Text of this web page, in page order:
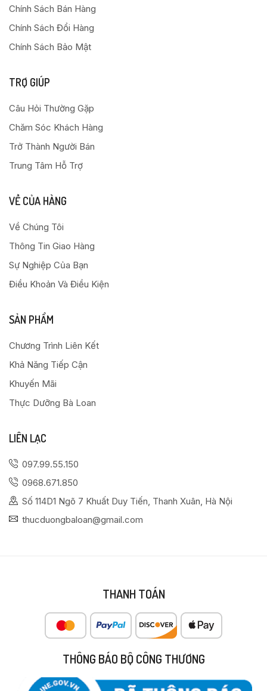
Chính Sách Bán Hàng
Chính Sách Đổi Hàng
Chính Sách Bảo Mật
TRỢ GIÚP
Câu Hỏi Thường Gặp
Chăm Sóc Khách Hàng
Trở Thành Người Bán
Trung Tâm Hỗ Trợ
VỀ CỦA HÀNG
Về Chúng Tôi
Thông Tin Giao Hàng
Sự Nghiệp Của Bạn
Điều Khoản Và Điều Kiện
SẢN PHẨM
Chương Trình Liên Kết
Khả Năng Tiếp Cận
Khuyến Mãi
Thực Dưỡng Bà Loan
LIÊN LẠC
097.99.55.150
0968.671.850
Số 114D1 Ngõ 7 Khuất Duy Tiến, Thanh Xuân, Hà Nội
thucduongbaloan@gmail.com
THANH TOÁN
THÔNG BÁO BỘ CÔNG THƯƠNG